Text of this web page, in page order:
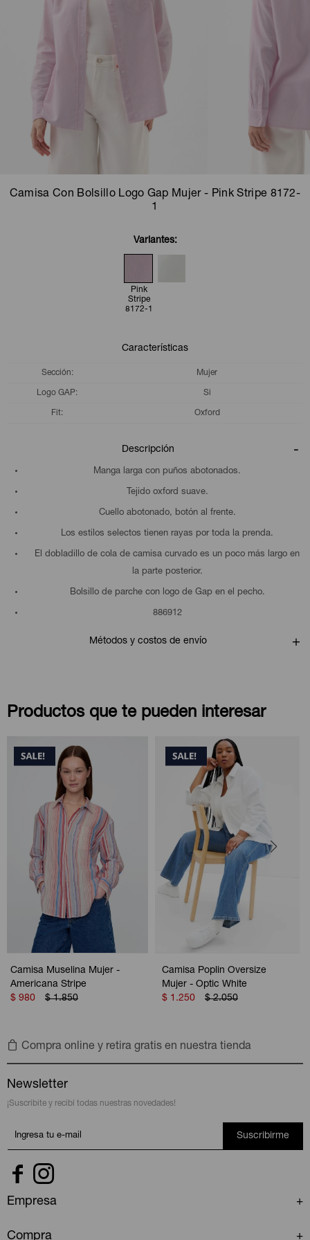
Camisa Con Bolsillo Logo Gap Mujer - Pink Stripe 8172-
1
Variantes:
Pink
Stripe
8172-1
Características
Sección Mujer
Logo GAP Si
Fit Oxford
Descripción
Manga larga con puños abotonados.
Tejido oxford suave.
Cuello abotonado, botón al frente.
Los estilos selectos tienen rayas por toda la prenda.
El dobladillo de cola de camisa curvado es un poco más largo en
la parte posterior.
Bolsillo de parche con logo de Gap en el pecho.
886912
Métodos y costos de envío
Productos que te pueden interesar
Camisa Muselina Mujer -
Americana Stripe
$ 980 $ 1.850
Camisa Poplin Oversize
Mujer - Optic White
$ 1.250 $ 2.050
Compra online y retira gratis en nuestra tienda
Newsletter
¡Suscribite y recibí todas nuestras novedades!
Suscribirme
 
Empresa
Compra
Shorts
Vestidos y polleras
Calzas
Shorts
Ropa interior
Ropa interior
Pijamas
Sets